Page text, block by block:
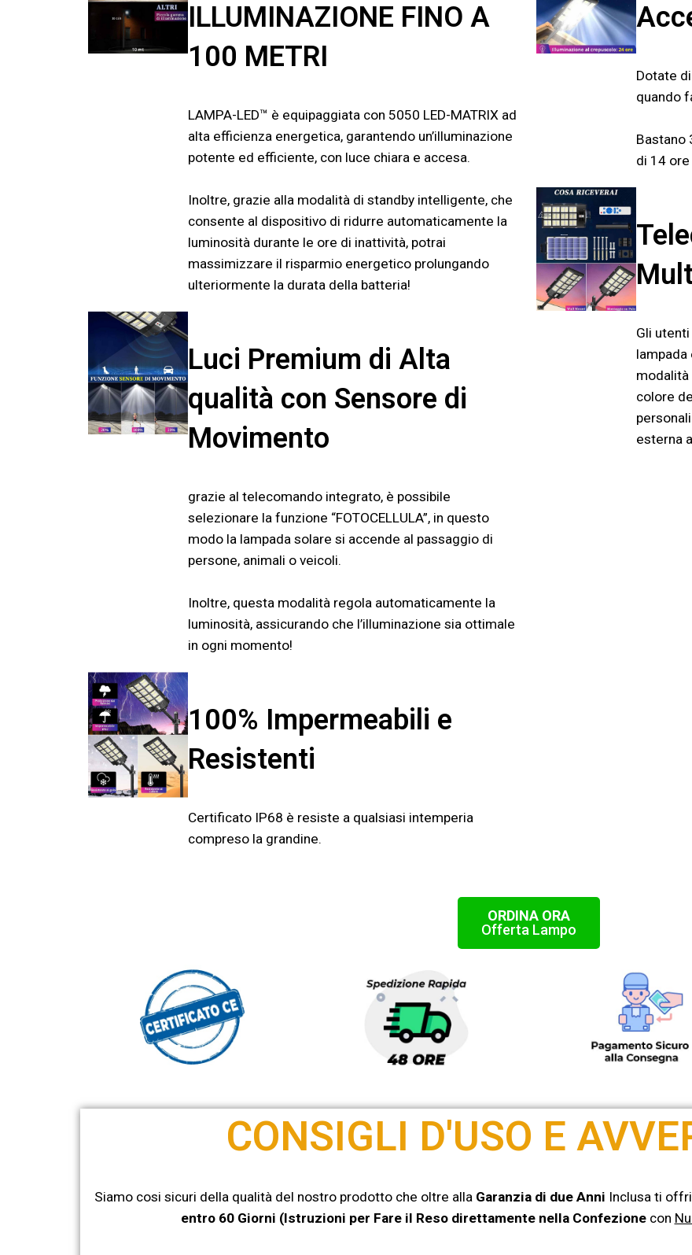
ILLUMINAZIONE FINO A
100 METRI
LAMPA-LED™ è equipaggiata con 5050 LED-MATRIX ad
alta efficienza energetica, garantendo un’illuminazione
potente ed efficiente, con luce chiara e accesa.
Inoltre, grazie alla modalità di standby intelligente, che
consente al dispositivo di ridurre automaticamente la
luminosità durante le ore di inattività, potrai
massimizzare il risparmio energetico prolungando
ulteriormente la durata della batteria!
Luci Premium di Alta
qualità con Sensore di
Movimento
grazie al telecomando integrato, è possibile
selezionare la funzione “FOTOCELLULA”, in questo
modo la lampada solare si accende al passaggio di
persone, animali o veicoli.
Inoltre, questa modalità regola automaticamente la
luminosità, assicurando che l’illuminazione sia ottimale
in ogni momento!
100% Impermeabili e
Resistenti
Certificato IP68 è resiste a qualsiasi intemperia
compreso la grandine.
Dotate
quando
Bastano
di 14
Gli
lampada
modalità
colore
esterna
ORDINA ORA
Offerta Lampo
CONSIGLI D'USO E
Siamo cosi sicuri della qualità del nostro prodotto che oltre alla Garanzia di due Anni Inclusa ti
entro 60 Giorni (Istruzioni per Fare il Reso direttamente nella Confezionecon